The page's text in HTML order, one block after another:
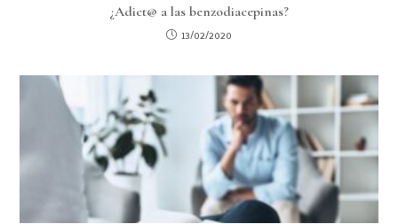
¿Adict@ a las benzodiacepinas?
13/02/2020